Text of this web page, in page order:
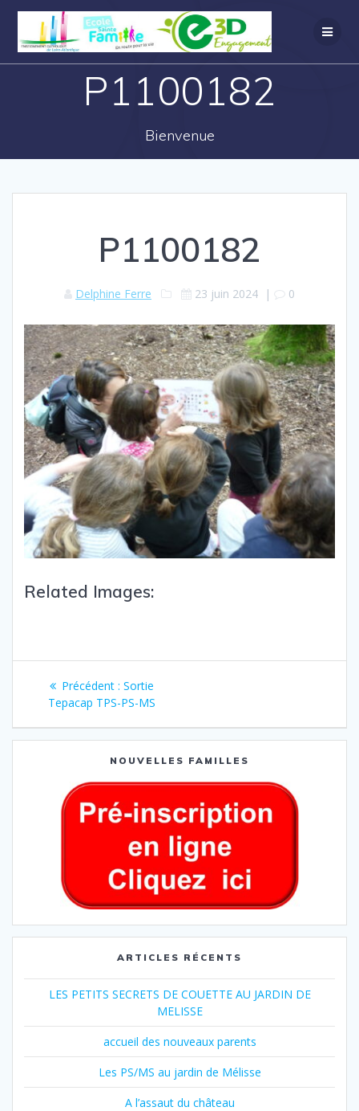
P1100182
Bienvenue
P1100182
Delphine Ferre 23 juin 2024 | 0
Related Images:
Précédent : Sortie
Tepacap TPS-PS-MS
NOUVELLES FAMILLES
ARTICLES RÉCENTS
LES PETITS SECRETS DE COUETTE AU JARDIN DE
MELISSE
accueil des nouveaux parents
Les PS/MS au jardin de Mélisse
A l’assaut du château